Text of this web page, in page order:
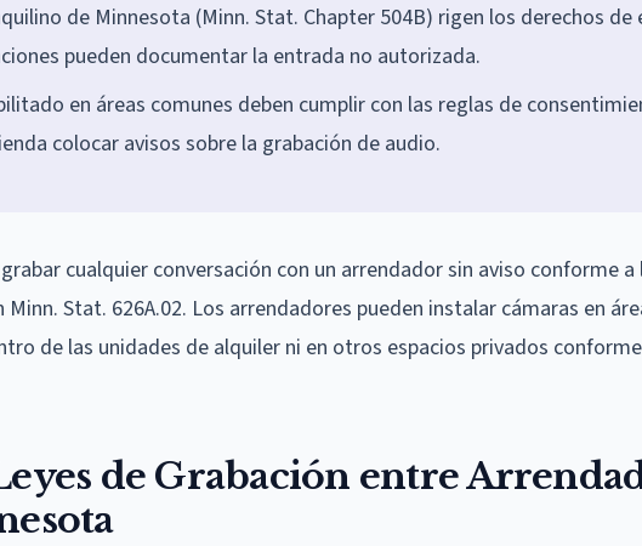
de Minnesota (Minn. Stat. Chapter 504B) rigen los derechos de
pueden documentar la entrada no autorizada.
en áreas comunes deben cumplir con las reglas de
colocar avisos sobre la grabación de audio.
cualquier conversación con un arrendador sin aviso conforme
Stat. 626A.02. Los arrendadores pueden instalar cámaras en
de las unidades de alquiler ni en otros espacios privados
de Grabación entre